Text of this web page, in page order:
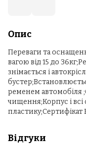
Опис
Переваги та
вагою від 15 до
знімається і
ременем автомобіля
чищення;Корпус і всі
пластику;Сертифікат
Відгуки